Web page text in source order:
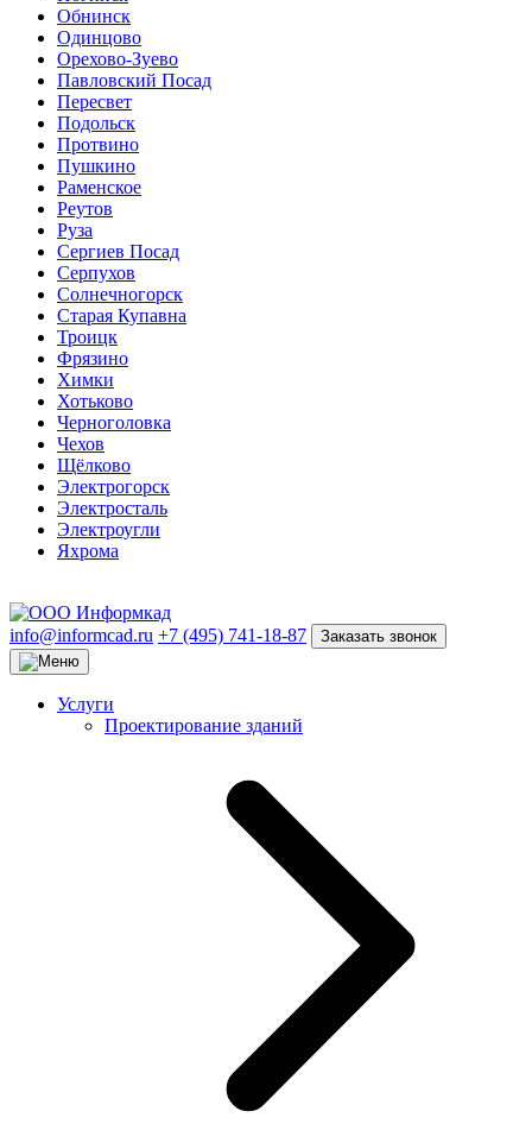
Обнинск
Одинцово
Орехово-Зуево
Павловский Посад
Пересвет
Подольск
Протвино
Пушкино
Раменское
Реутов
Руза
Сергиев Посад
Серпухов
Солнечногорск
Старая Купавна
Троицк
Фрязино
Химки
Хотьково
Черноголовка
Чехов
Щёлково
Электрогорск
Электросталь
Электроугли
Яхрома
info@informcad.ru +7 (495) 741-18-87 Заказать звонок
Услуги
Проектирование зданий